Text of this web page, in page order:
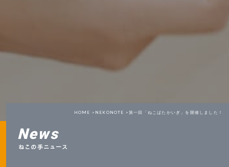
HOME > NEKONOTE > 第一回「ねこばたかいぎ」を開催しました！
News
ねこの手ニュース